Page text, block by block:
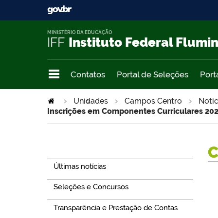
IFF Instituto Federal
MINISTÉRIO DA EDUCAÇÃO
Contatos Portal de Seleções
Unidades Campos Centro
>
Inscrições em Componentes Curriculares
Últimas notícias
Seleções e Concursos
Transparência e Prestação de Contas